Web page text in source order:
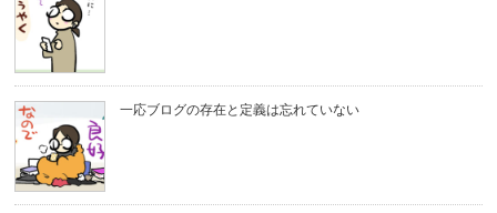
一応ブログの存在と定義は忘れていない